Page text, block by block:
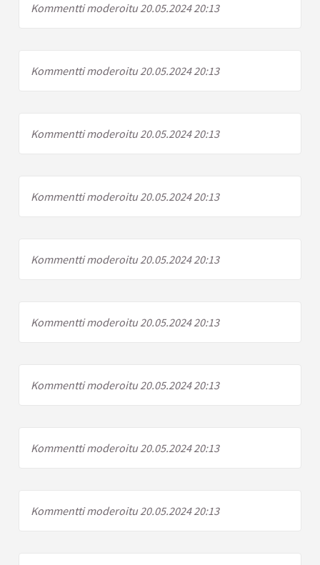
Kommentti moderoitu 20.05.2024 20:13
Kommentti moderoitu 20.05.2024 20:13
Kommentti moderoitu 20.05.2024 20:13
Kommentti moderoitu 20.05.2024 20:13
Kommentti moderoitu 20.05.2024 20:13
Kommentti moderoitu 20.05.2024 20:13
Kommentti moderoitu 20.05.2024 20:13
Kommentti moderoitu 20.05.2024 20:13
Kommentti moderoitu 20.05.2024 20:13